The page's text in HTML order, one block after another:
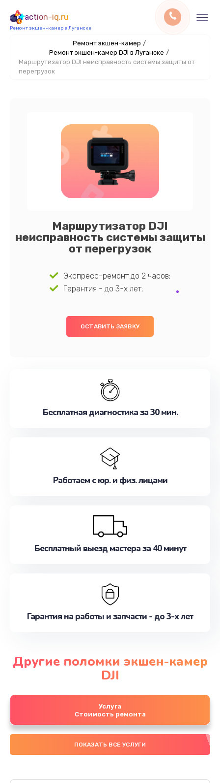
action-iq.ru
Ремонт экшен-камер в Луганске
Ремонт экшен-камер /
Ремонт экшен-камер DJI в Луганске /
Маршрутизатор DJI неисправность системы защиты от
перегрузок
Маршрутизатор DJI
неисправность системы защиты
от перегрузок
Экспресс-ремонт до 2 часов;
Гарантия - до 3-х лет;
ОСТАВИТЬ ЗАЯВКУ
Бесплатная диагностика за 30 мин.
Работаем с юр. и физ. лицами
Бесплатный выезд мастера за 40 минут
Гарантия на работы и запчасти - до 3-х лет
Другие поломки экшен-камер
DJI
Услуга
Стоимость ремонта
ПОКАЗАТЬ ВСЕ УСЛУГИ